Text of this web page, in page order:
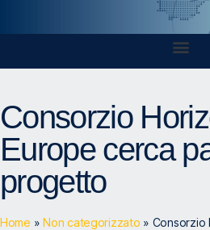
Consorzio
Europe cerca
progetto
Home »Non categorizzato » Consorzio